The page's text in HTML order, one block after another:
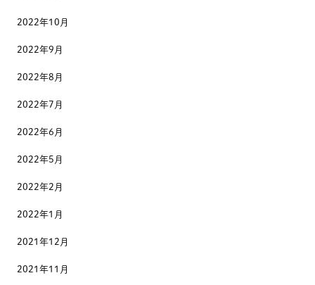
2022年10月
2022年9月
2022年8月
2022年7月
2022年6月
2022年5月
2022年2月
2022年1月
2021年12月
2021年11月